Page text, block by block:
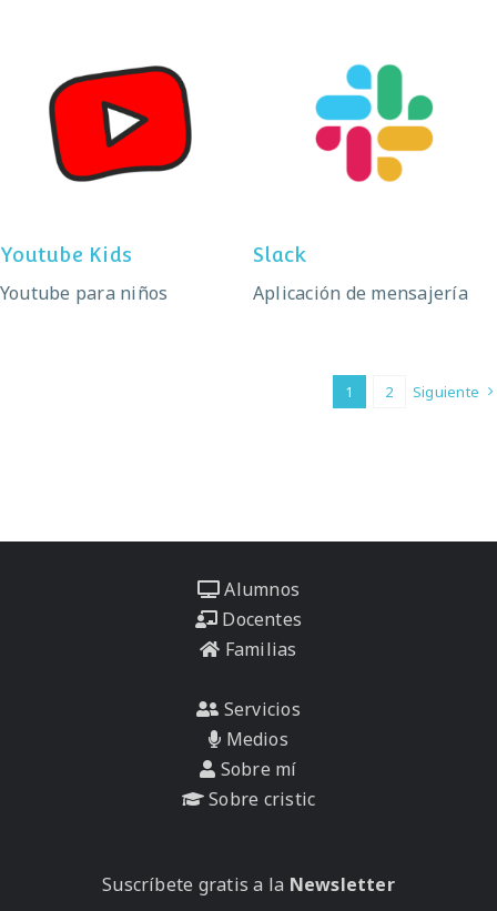
Youtube Kids
Youtube Kids
Youtube para niños
Slack
Slack
Aplicación de mensajería
1 2 Siguiente
Alumnos
Docentes
Familias
Servicios
Medios
Sobre mí
Sobre cristic
Suscríbete gratis a la Newsletter